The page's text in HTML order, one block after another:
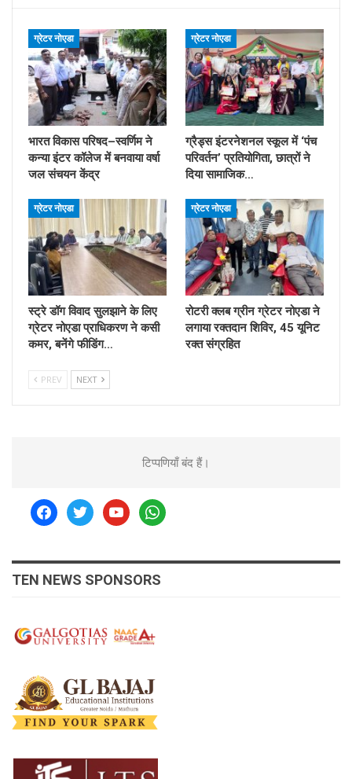
ग्रेटर नोएडा
भारत विकास परिषद–स्वर्णिम ने
कन्या इंटर कॉलेज में बनवाया वर्षा
जल संचयन केंद्र
ग्रेटर नोएडा
ग्रैड्स इंटरनेशनल स्कूल में ‘पंच
परिवर्तन’ प्रतियोगिता, छात्रों ने
दिया सामाजिक…
ग्रेटर नोएडा
स्ट्रे डॉग विवाद सुलझाने के लिए
ग्रेटर नोएडा प्राधिकरण ने कसी
कमर, बनेंगे फीडिंग…
ग्रेटर नोएडा
रोटरी क्लब ग्रीन ग्रेटर नोएडा ने
लगाया रक्तदान शिविर, 45 यूनिट
रक्त संग्रहित
PREV NEXT
टिप्पणियाँ बंद हैं।
facebooktwitteryoutubewhatsapp
TEN NEWS SPONSORS